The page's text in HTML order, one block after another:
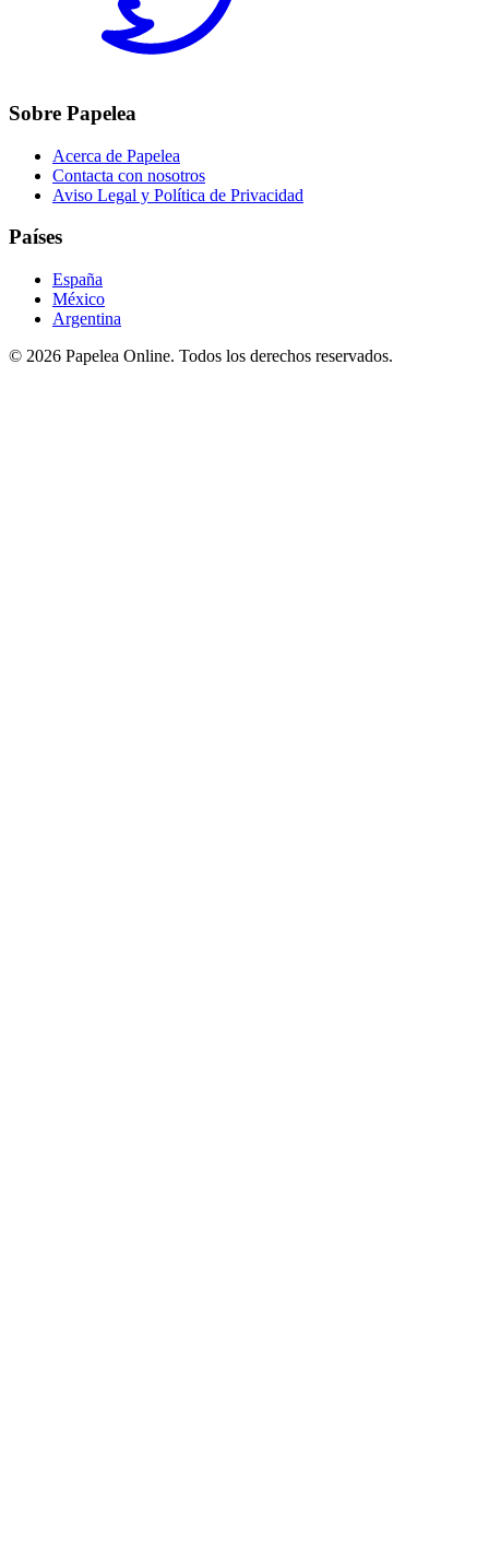
Sobre Papelea
Acerca de Papelea
Contacta con nosotros
Aviso Legal y Política de Privacidad
Países
España
México
Argentina
© 2026 Papelea Online. Todos los derechos reservados.